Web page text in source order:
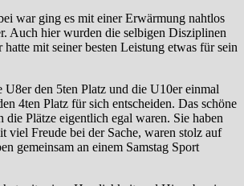
war ging es mit einer Erwärmung nahtlos
Auch hier wurden die selbigen Disziplinen
hatte mit seiner besten Leistung etwas für sein
den 5ten Platz und die U10er einmal
4ten Platz für sich entscheiden. Das schöne
die Plätze eigentlich egal waren. Sie haben
viel Freude bei der Sache, waren stolz auf
gemeinsam an einem Samstag Sport